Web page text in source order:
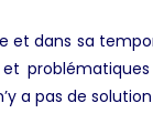
et dans sa
a pas de